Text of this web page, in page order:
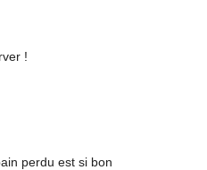
!
perdu est si bon